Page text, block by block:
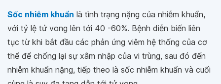
Sốc nhiễm khuẩn là tình trạng nặng của nhiễm khuẩn,
với tỷ lệ tử vong lên tới 40 -60%. Bệnh diễn biến liên
tục từ khi bắt đầu các phản ứng viêm hệ thống của cơ
thể để chống lại sự xâm nhập của vi trùng, sau đó đến
nhiễm khuẩn nặng, tiếp theo là sốc nhiễm khuẩn và cuối